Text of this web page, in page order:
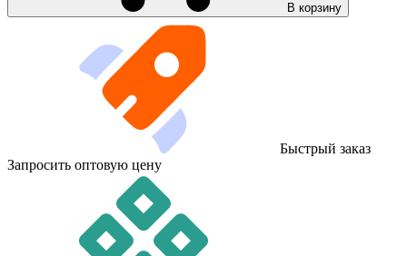
В корзину
Быстрый заказ
Запросить оптовую цену